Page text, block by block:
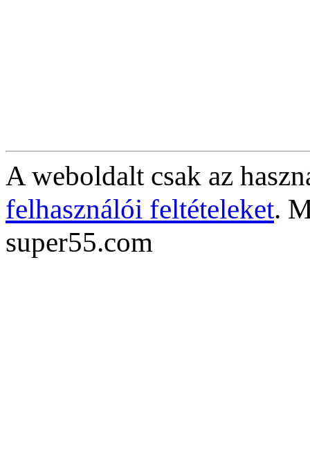
A weboldalt csak az
felhasználói feltételeket.
super55.com